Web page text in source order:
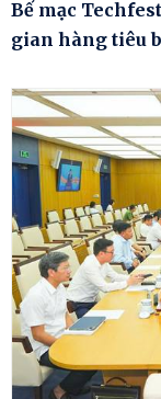
Bế mạc
gian hàng tiêu